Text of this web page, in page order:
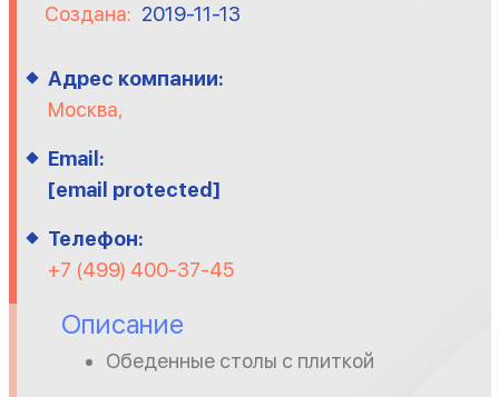
Создана: 2019-11-13
Адрес компании:
Москва,
Email:
[email protected]
Телефон:
+7 (499) 400-37-45
Описание
Обеденные столы с плиткой